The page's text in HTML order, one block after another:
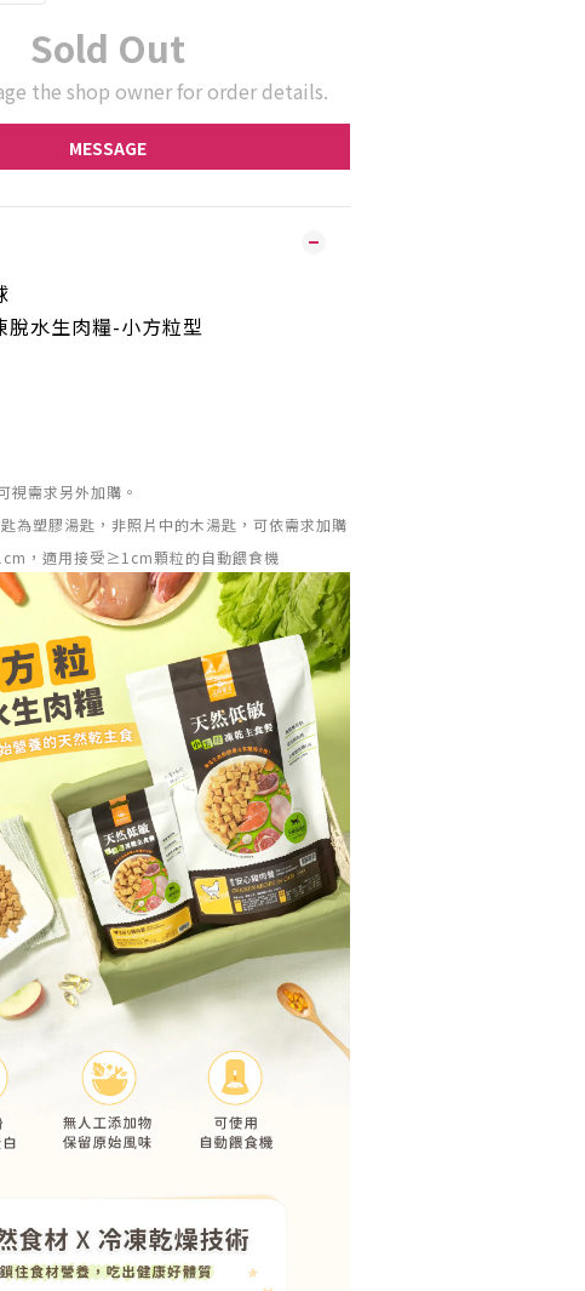
Sold Out
the shop owner for order details.
MESSAGE
脫水生肉糧-小方粒型
需求另外加購。
為塑膠湯匙，非照片中的木湯匙，可依需求加購
，適用接受≥1cm顆粒的自動餵食機